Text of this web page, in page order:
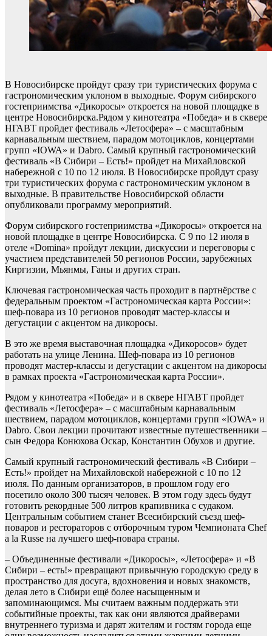
В Новосибирске пройдут сразу три туристических форума с
гастрономическим уклоном в выходные. Форум сибирского
гостеприимства «Дикоросы» откроется на новой площадке в
центре Новосибирска.Рядом у кинотеатра «Победа» и в сквере
НГАВТ пройдет фестиваль «Летосфера» – с масштабным
карнавальным шествием, парадом мотоциклов, концертами
групп «IOWA» и Dabro. Самый крупный гастрономический
фестиваль «В Сибири – Есть!» пройдет на Михайловской
набережной с 10 по 12 июля. В Новосибирске пройдут сразу
три туристических форума с гастрономическим уклоном в
выходные. В правительстве Новосибирской области
опубликовали программу мероприятий.
Форум сибирского гостеприимства «Дикоросы» откроется на
новой площадке в центре Новосибирска. С 9 по 12 июля в
отеле «Domina» пройдут лекции, дискуссии и переговоры с
участием представителей 50 регионов России, зарубежных
Киргизии, Мьянмы, Ганы и других стран.
Ключевая гастрономическая часть проходит в партнёрстве с
федеральным проектом «Гастрономическая карта России»:
шеф-повара из 10 регионов проводят мастер-классы и
дегустации с акцентом на дикоросы.
В это же время выставочная площадка «Дикоросов» будет
работать на улице Ленина. Шеф-повара из 10 регионов
проводят мастер-классы и дегустации с акцентом на дикоросы
в рамках проекта «Гастрономическая карта России».
Рядом у кинотеатра «Победа» и в сквере НГАВТ пройдет
фестиваль «Летосфера» – с масштабным карнавальным
шествием, парадом мотоциклов, концертами групп «IOWA» и
Dabro. Свои лекции прочитают известные путешественники –
сын Федора Конюхова Оскар, Константин Обухов и другие.
Самый крупный гастрономический фестиваль «В Сибири –
Есть!» пройдет на Михайловской набережной с 10 по 12
июля. По данным организаторов, в прошлом году его
посетило около 300 тысяч человек. В этом году здесь будут
готовить рекордные 500 литров крапивника с судаком.
Центральным событием станет Всесибирский съезд шеф-
поваров и рестораторов с отборочным туром Чемпионата Chef
a la Russe на лучшего шеф-повара страны.
– Объединенные фестивали «Дикоросы», «Летосфера» и «В
Сибири – есть!» превращают привычную городскую среду в
пространство для досуга, вдохновения и новых знакомств,
делая лето в Сибири ещё более насыщенным и
запоминающимся. Мы считаем важным поддержать эти
событийные проекты, так как они являются драйверами
внутреннего туризма и дарят жителям и гостям города еще